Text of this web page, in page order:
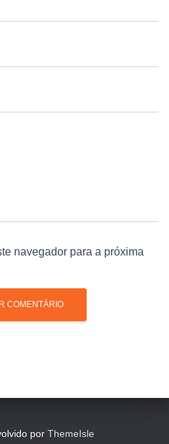
navegador para a próxima
por ThemeIsle